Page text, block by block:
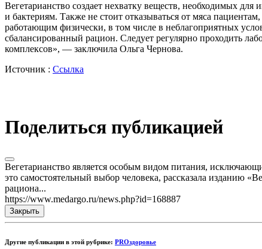
Вегетарианство создает нехватку веществ, необходимых
и бактериям. Также не стоит отказываться от мяса
работающим физически, в том числе в неблагоприятных
сбалансированный рацион. Следует регулярно проходить
комплексов», — заключила Ольга Чернова.
Источник : Ссылка
Поделиться публикацией
Вегетарианство является особым видом питания,
это самостоятельный выбор человека, рассказала изданию
рациона...
https://www.medargo.ru/news.php?id=168887
Закрыть
Другие публикации в этой рубрике: PROздоровье